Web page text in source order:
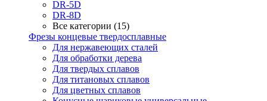
DR-5D
DR-8D
Все категории (15)
Фрезы концевые твердосплавные
Для нержавеющих сталей
Для обработки дерева
Для твердых сплавов
Для титановых сплавов
Для цветных сплавов